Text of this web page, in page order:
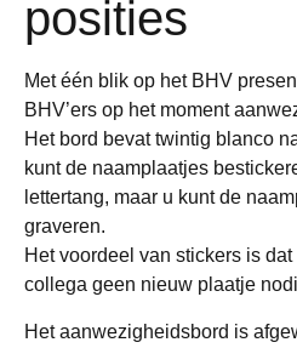
posities
Met één blik op het BHV
BHV’ers op het moment
Het bord bevat twintig blanco
kunt de naamplaatjes
lettertang, maar u kunt de
graveren.
Het voordeel van stickers is
collega geen nieuw plaatje
Het aanwezigheidsbord is